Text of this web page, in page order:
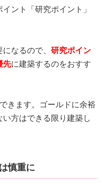
ント「研究ポイント」
なるので、 研究ポイン
先に建築するのをおすす
きます。ゴールドに余裕
方はできる限り建築し
慎重に